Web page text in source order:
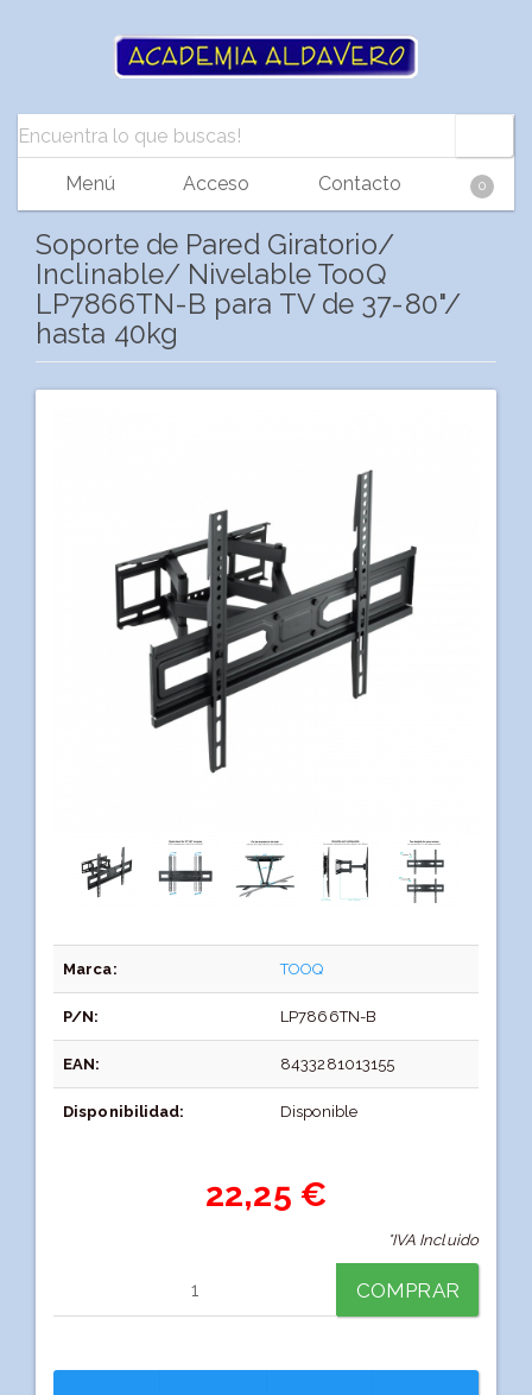
Menú Acceso Contacto 0
Soporte de Pared Giratorio/
Inclinable/ Nivelable TooQ
LP7866TN-B para TV de 37-80"/
hasta 40kg
Marca: TOOQ
P/N: LP7866TN-B
EAN: 8433281013155
Disponibilidad: Disponible
22,25 €
*IVA Incluido
COMPRAR